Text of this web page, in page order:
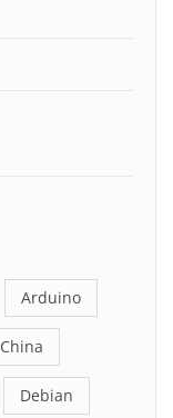
Arduino
China
Debian